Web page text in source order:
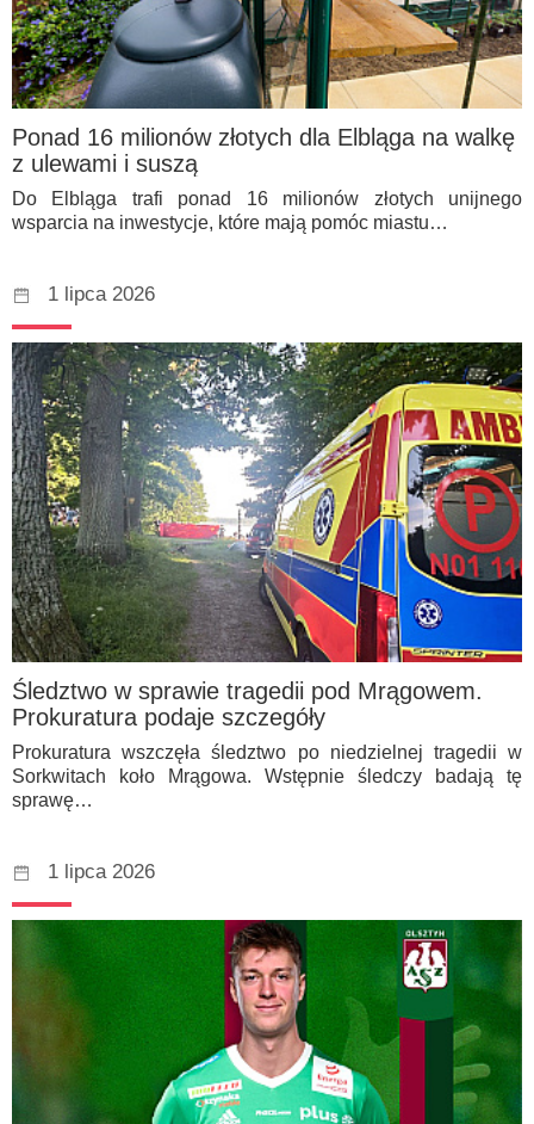
Ponad 16 milionów złotych dla Elbląga na walkę
z ulewami i suszą
Do Elbląga trafi ponad 16 milionów złotych unijnego
wsparcia na inwestycje, które mają pomóc miastu…
1 lipca 2026
Śledztwo w sprawie tragedii pod Mrągowem.
Prokuratura podaje szczegóły
Prokuratura wszczęła śledztwo po niedzielnej tragedii w
Sorkwitach koło Mrągowa. Wstępnie śledczy badają tę
sprawę…
1 lipca 2026